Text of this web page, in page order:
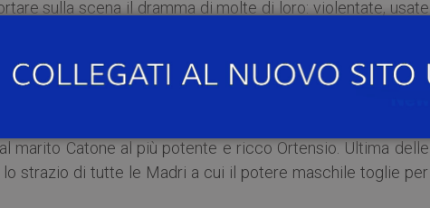
sulla scena il dramma di molte di loro: violentate, usate
al matrimonio per ragioni di stato e poi uccisa; e come lei
d’Altavilla e Piccarda Donati. E, tenera figurina, Pia de’
ostacolo ai suoi desideri. Andando indietro nella Roma di
marito Catone al più potente e ricco Ortensio. Ultima delle
strazio di tutte le Madri a cui il potere maschile toglie per